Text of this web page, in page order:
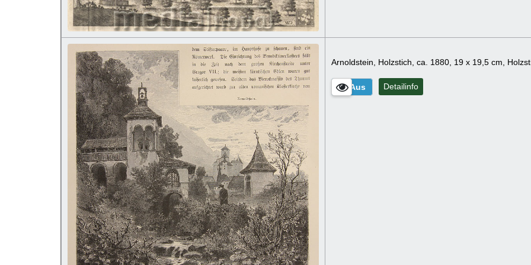
Arnoldstein, Holzstich, ca. 1880, 19 x 19,5 cm,
Detailinfo